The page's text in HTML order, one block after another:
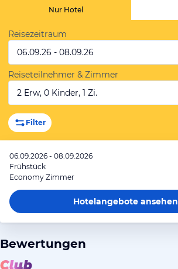
Nur Hotel
Reisezeitraum
06.09.26 - 08.09.26
Reiseteilnehmer & Zimmer
2 Erw, 0 Kinder, 1 Zi.
Filter
06.09.2026 - 08.09.2026
Frühstück
Economy Zimmer
Hotelangeboteansehen
Bewertungen